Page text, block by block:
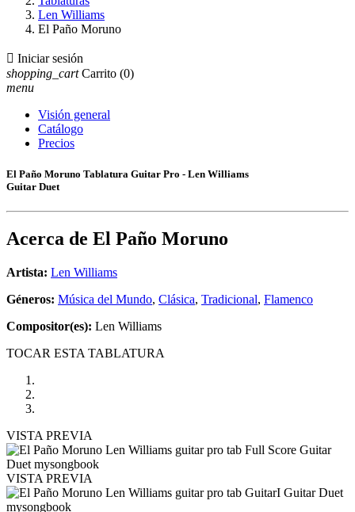
Len Williams
El Paño Moruno
 Iniciar sesión
shopping_cart Carrito (0)
menu
Visión general
Catálogo
Precios
El Paño Moruno Tablatura Guitar Pro - Len Williams
Guitar Duet
Acerca de El Paño Moruno
Artista: Len Williams
Géneros: Música del Mundo, Clásica, Tradicional, Flamenco
Compositor(es): Len Williams
TOCAR ESTA TABLATURA
VISTA PREVIA
VISTA PREVIA